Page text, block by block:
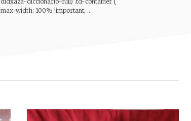
max-width: 100% !important; ...